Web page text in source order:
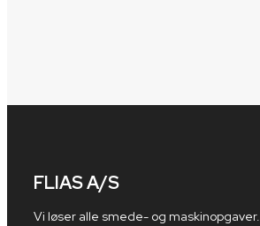
FLIAS A/S
Vi løser alle smede- og maskinopgaver.